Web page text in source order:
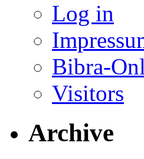
Log in
Bibra-
Visitors
Archive